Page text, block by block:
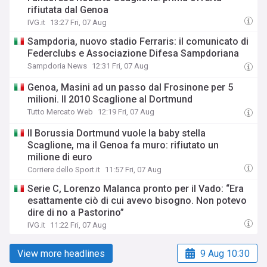
rifiutata dal Genoa
IVG.it 13:27 Fri, 07 Aug
Sampdoria, nuovo stadio Ferraris: il comunicato di
Federclubs e Associazione Difesa Sampdoriana
Sampdoria News 12:31 Fri, 07 Aug
Genoa, Masini ad un passo dal Frosinone per 5
milioni. Il 2010 Scaglione al Dortmund
Tutto Mercato Web 12:19 Fri, 07 Aug
Il Borussia Dortmund vuole la baby stella
Scaglione, ma il Genoa fa muro: rifiutato un
milione di euro
Corriere dello Sport.it 11:57 Fri, 07 Aug
Serie C, Lorenzo Malanca pronto per il Vado: “Era
esattamente ciò di cui avevo bisogno. Non potevo
dire di no a Pastorino”
IVG.it 11:22 Fri, 07 Aug
View more headlines 9 Aug 10:30